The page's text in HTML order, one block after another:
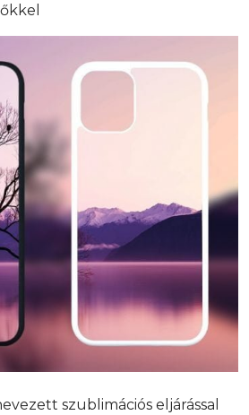
szublimációs eljárással